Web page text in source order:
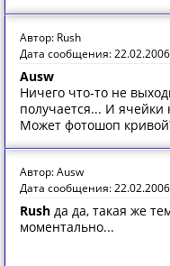
Автор: Rush
Дата сообщения:
Ausw
Ничего что-то не
получается... И ячейки
Может фотошоп
Автор: Ausw
Дата сообщения:
Rush да да, такая же
моментально...